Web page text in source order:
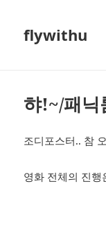
flywithu
햐!~/패
조디포스터.. 참
영화 전체의 진행